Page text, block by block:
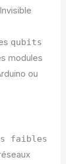
qubits
modules
ou
faibles